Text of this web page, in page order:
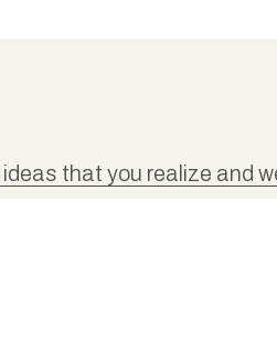
that you realize and